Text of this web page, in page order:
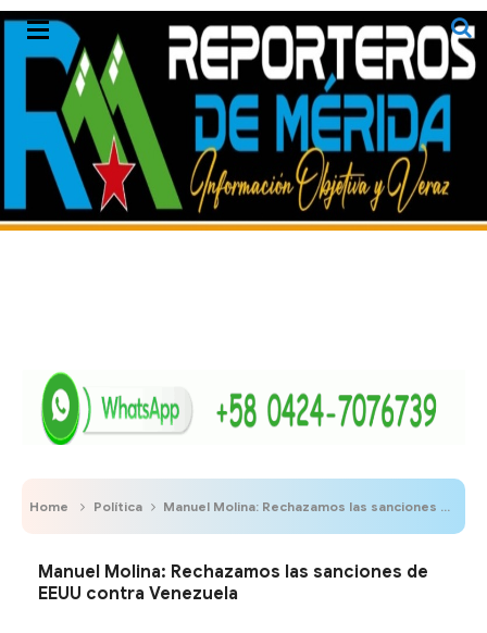
Home Política Manuel Molina: Rechazamos las sanciones de EEUU contra Venezuela
Manuel Molina: Rechazamos las sanciones de
EEUU contra Venezuela